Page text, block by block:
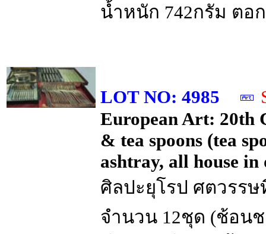
น้ำหนัก 742กรัม ตอ
LOT NO: 4985
European Art: 20th
& tea spoons (tea
ashtray, all house in
ศิลปะยุโรป ศตวรร
จำนวน 12ชุด (ช้อน